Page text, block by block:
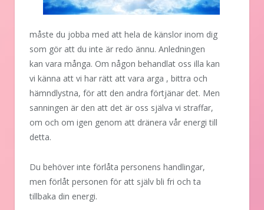
måste du jobba med att hela de känslor inom dig
som gör att du inte är redo ännu. Anledningen
kan vara många. Om någon behandlat oss illa kan
vi känna att vi har rätt att vara arga , bittra och
hämndlystna, för att den andra förtjänar det. Men
sanningen är den att det är oss själva vi straffar,
om och om igen genom att dränera vår energi till
detta.
Du behöver inte förlåta personens handlingar,
men förlåt personen för att själv bli fri och ta
tillbaka din energi.